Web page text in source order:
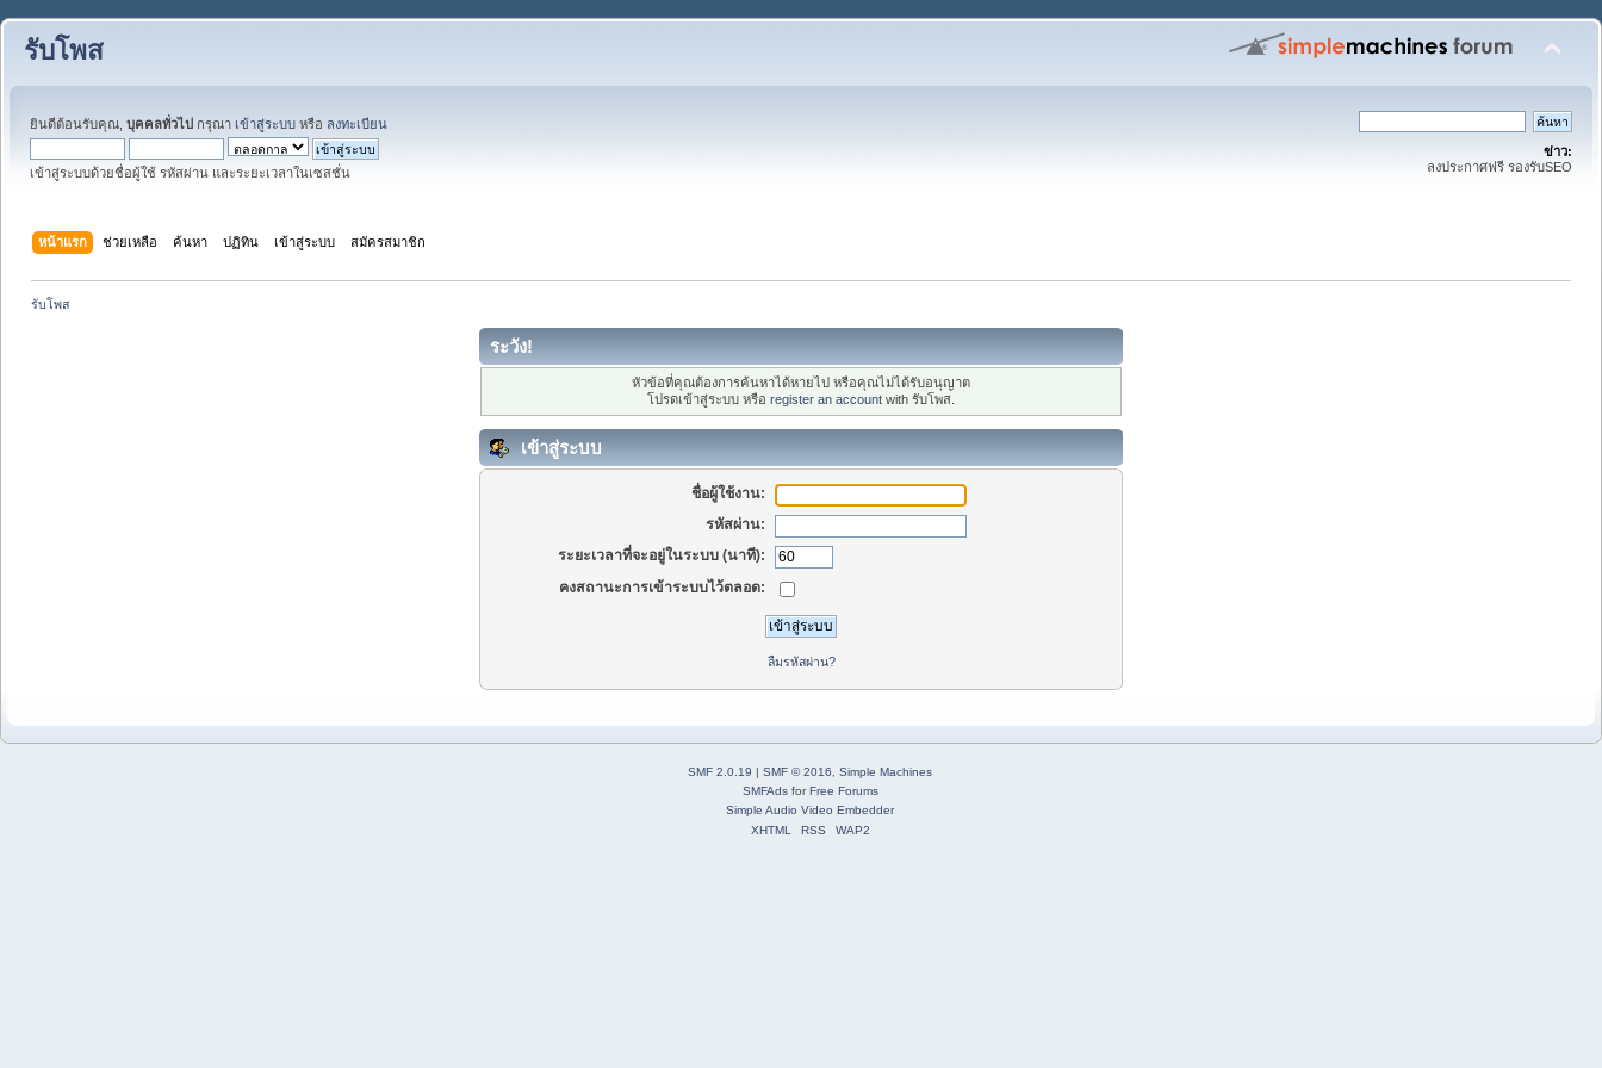
รับโพส
ยินดีต้อนรับคุณ, บุคคลทั่วไป กรุณา เข้าสู่ระบบ หรือ ลงทะเบียน
เข้าสู่ระบบด้วยชื่อผู้ใช้ รหัสผ่าน และระยะเวลาในเซสชั่น
ข่าว:
ลงประกาศฟรี รองรับSEO
หน้าแรก ช่วยเหลือ ค้นหา ปฏิทิน เข้าสู่ระบบ สมัครสมาชิก
รับโพส
ระวัง!
หัวข้อที่คุณต้องการค้นหาได้หายไป หรือคุณไม่ได้รับอนุญาต
โปรดเข้าสู่ระบบ หรือ register an account with รับโพส.
เข้าสู่ระบบ
ชื่อผู้ใช้งาน:
รหัสผ่าน:
ระยะเวลาที่จะอยู่ในระบบ (นาที):
คงสถานะการเข้าระบบไว้ตลอด:
ลืมรหัสผ่าน?
SMF 2.0.19 | SMF © 2016
Simple Machines
SMFAdsforFree Forums
Simple Audio Video Embedder
XHTML
RSS WAP2